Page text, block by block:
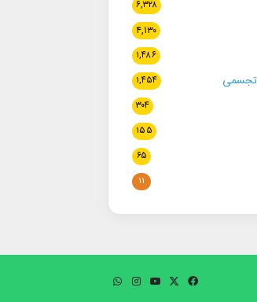
۶,۳۲۸
۴,۱۳۰
۱,۴۸۶
تجسمی ۱,۴۵۴
۳۰۴
۱۵۵
۶۵
۱۱
فیسبوکایکس یوتیوباینستاگرام